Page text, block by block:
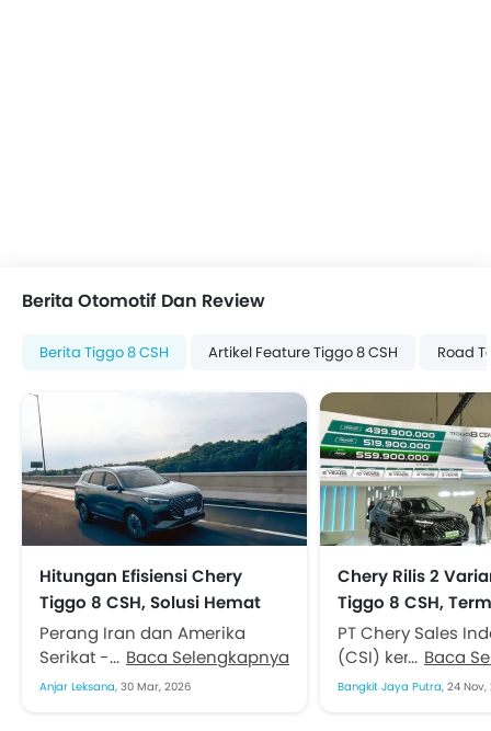
Berita Otomotif Dan Review
Berita Tiggo 8 CSH Artikel Feature Tiggo 8 CSH Road
Hitungan Efisiensi Chery
Tiggo 8 CSH, Solusi Hemat
Kalau Terjadi Kelangkaan
BBM
Perang Iran dan Amerika
Serikat - Israel membawa
dampak pasokan energi
Baca Selengkapnya
Anjar Leksana, 30 Mar, 2026
Chery Rilis 2
Tiggo 8 CSH,
Rp400 Jutaan
AWD
PT Chery Sales
(CSI) kembali
kejutan dengan
Baca
Bangkit Jaya Putra, 24 Nov,